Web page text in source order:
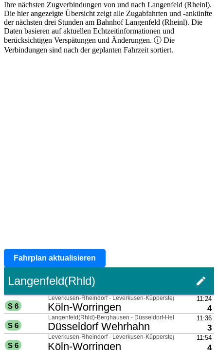
Ihre nächsten Zugverbindungen von und nach Langenfeld (Rheinl).
Die hier angezeigte Übersicht zeigt alle Zugabfahrten und -ankünfte
der nächsten drei Stunden am Bahnhof Langenfeld (Rheinl). Die
Daten basieren auf aktuellen Echtzeitinformationen und
berücksichtigen Verspätungen und Änderungen. ⓘ Die
Verbindungen sind nach der geplanten Fahrzeit sortiert.
Fahrplan aktualisieren